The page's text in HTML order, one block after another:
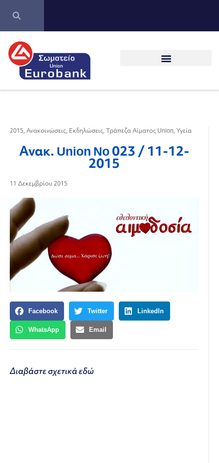
2015, Ανακοινώσεις, Εκδηλώσεις, Τράπεζα Αίματος Union, Υγεία
Ανακ. Union No 023 / 11-12-
2015
11 Δεκεμβρίου 2015
Facebook Twitter LinkedIn
WhatsApp Email
Διαβάστε σχετικάεδώ